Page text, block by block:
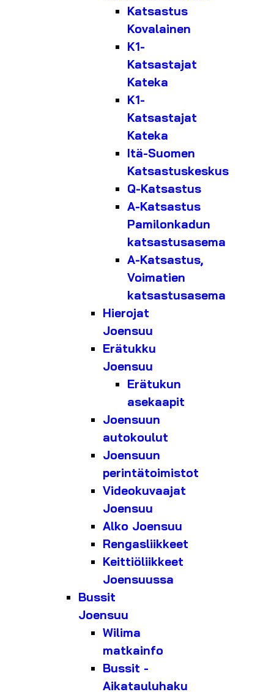
Katsastus
Kovalainen
K1-
Katsastajat
Kateka
K1-
Katsastajat
Kateka
Itä-Suomen
Katsastuskeskus
Q-Katsastus
A-Katsastus
Pamilonkadun
katsastusasema
A-Katsastus,
Voimatien
katsastusasema
Hierojat
Joensuu
Erätukku
Joensuu
Erätukun
asekaapit
Joensuun
autokoulut
Joensuun
perintätoimistot
Videokuvaajat
Joensuu
Alko Joensuu
Rengasliikkeet
Keittiöliikkeet
Joensuussa
Bussit
Joensuu
Wilima
matkainfo
Bussit -
Aikatauluhaku